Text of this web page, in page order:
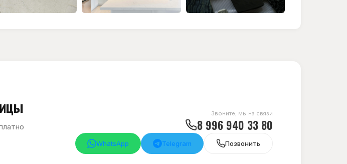
Звоните, мы на связи
8 996 940 33 80
WhatsApp Telegram Позвонить